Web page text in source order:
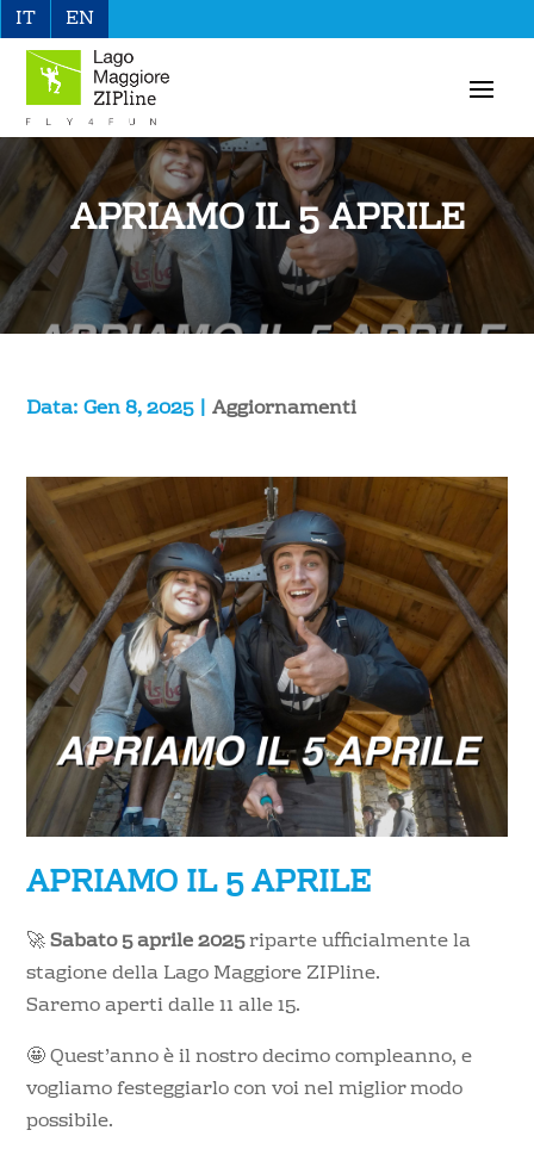
IT EN
APRIAMO IL 5 APRILE
APRIAMO IL 5 APRILE
Gen 8, 2025|Aggiornamenti
🚀Sabato 5 aprile 2025riparte ufficialmente la
stagione della Lago Maggiore ZIPline.
Saremo aperti dalle 11 alle 15.
🤩 Quest’anno è il nostro decimo compleanno, e
vogliamo festeggiarlo con voi nel miglior modo
possibile.